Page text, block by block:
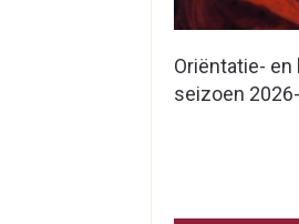
Oriëntatie-
seizoen